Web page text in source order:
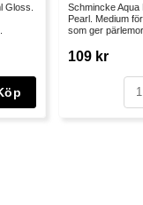
Gloss.
Schmincke Aqua
Pearl. Medium
som ger
109 kr